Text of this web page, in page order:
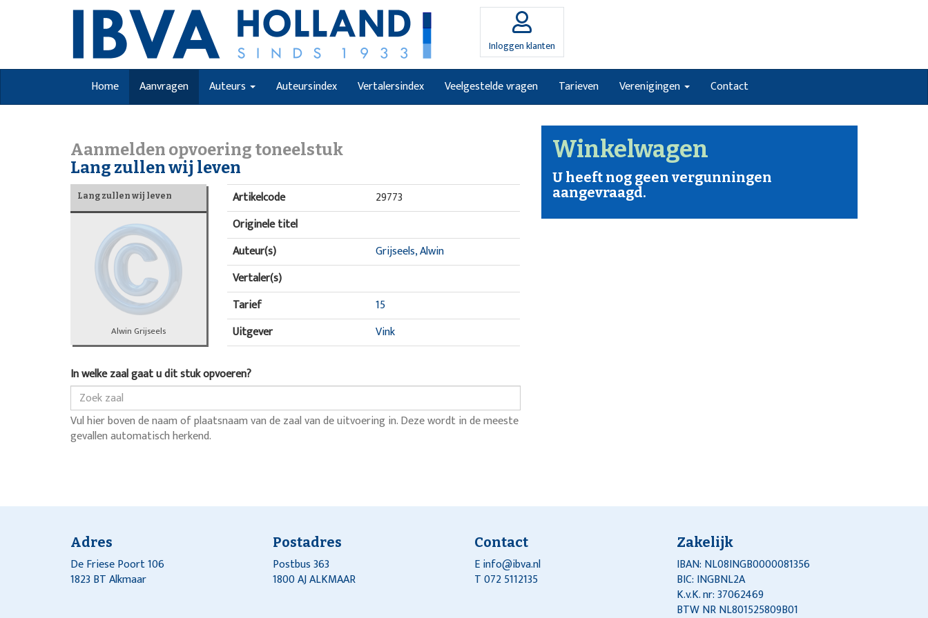
Inloggen klanten
Home Aanvragen Auteurs Auteursindex Vertalersindex Veelgestelde vragen Tarieven Verenigingen Contact
Aanmelden opvoering toneelstuk
Lang zullen wij leven
Lang zullen wij leven
Alwin Grijseels
Artikelcode
29773
Originele titel
Auteur(s)
Grijseels, Alwin
Vertaler(s)
Tarief
15
Uitgever
Vink
In welke zaal gaat u dit stuk opvoeren?
Vul hier boven de naam of plaatsnaam van de zaal van de uitvoering in. Deze wordt in de meeste
gevallen automatisch herkend.
Winkelwagen
U heeft nog geen vergunningen
aangevraagd.
Adres
De Friese Poort 106
1823 BT Alkmaar
Postadres
Postbus 363
1800 AJ ALKMAAR
Contact
Einfo@ibva.nl
T 072 5112135
Zakelijk
IBAN: NL08INGB0000081356
BIC: INGBNL2A
K.v.K. nr: 37062469
BTW NR NL801525809B01